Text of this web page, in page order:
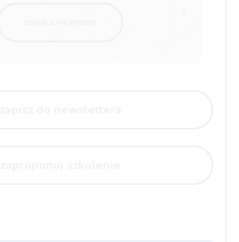
zapisz do newslettera
zaproponuj szkolenie